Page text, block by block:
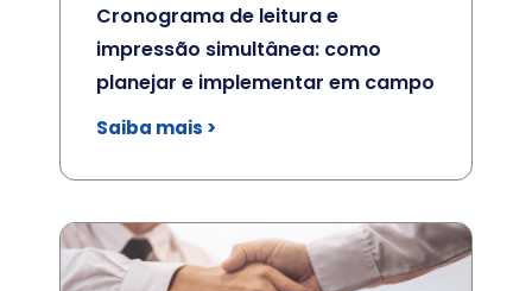
Cronograma de leitura e
impressão simultânea: como
planejar e implementar em campo
Saiba mais >